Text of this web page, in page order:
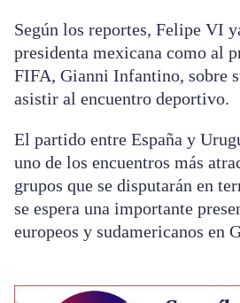
Según los reportes, Felipe VI
presidenta mexicana como al
FIFA, Gianni Infantino, sobre
asistir al encuentro deportivo.
El partido entre España y
uno de los encuentros más
grupos que se disputarán en
se espera una importante
europeos y sudamericanos en